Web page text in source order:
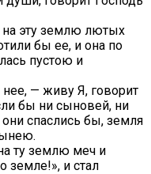
на эту землю лютых
бы ее, и она по
пустою и
— живу Я, говорит
бы ни сыновей, ни
спаслись бы, земля
ту землю меч и
земле!», и стал